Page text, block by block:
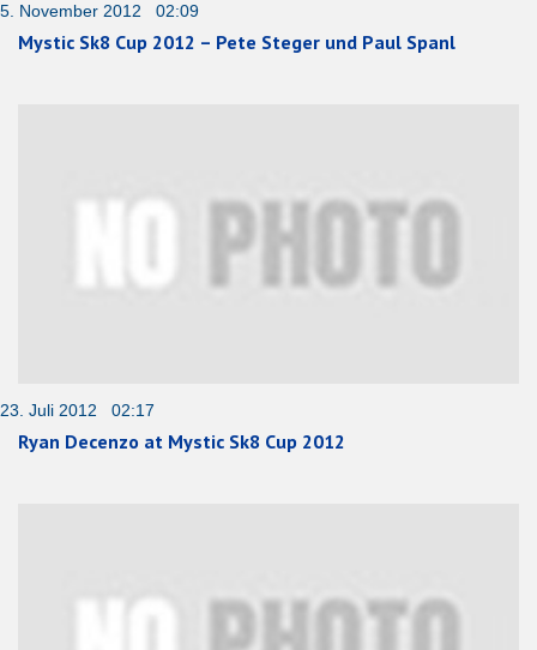
5. November 2012 02:09
Mystic Sk8 Cup 2012 – Pete Steger und Paul Spanl
23. Juli 2012 02:17
Ryan Decenzo at Mystic Sk8 Cup 2012